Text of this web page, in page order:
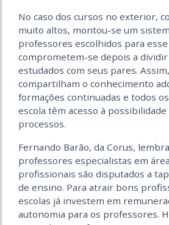
No caso dos cursos no exterior,
muito altos, montou-se um
professores escolhidos para
comprometem-se depois a
estudados com seus pares.
compartilham o conhecimento
formações continuadas e todos
escola têm acesso à
processos.
Fernando Barão, da Corus,
professores especialistas em
profissionais são disputados a
de ensino. Para atrair bons
escolas já investem em
autonomia para os professores.